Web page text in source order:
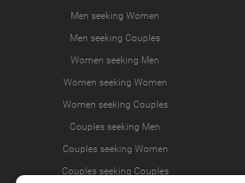
Men seeking Women
Men seeking Couples
Women seeking Men
Women seeking Women
Women seeking Couples
Couples seeking Men
Couples seeking Women
Couples seeking Couples